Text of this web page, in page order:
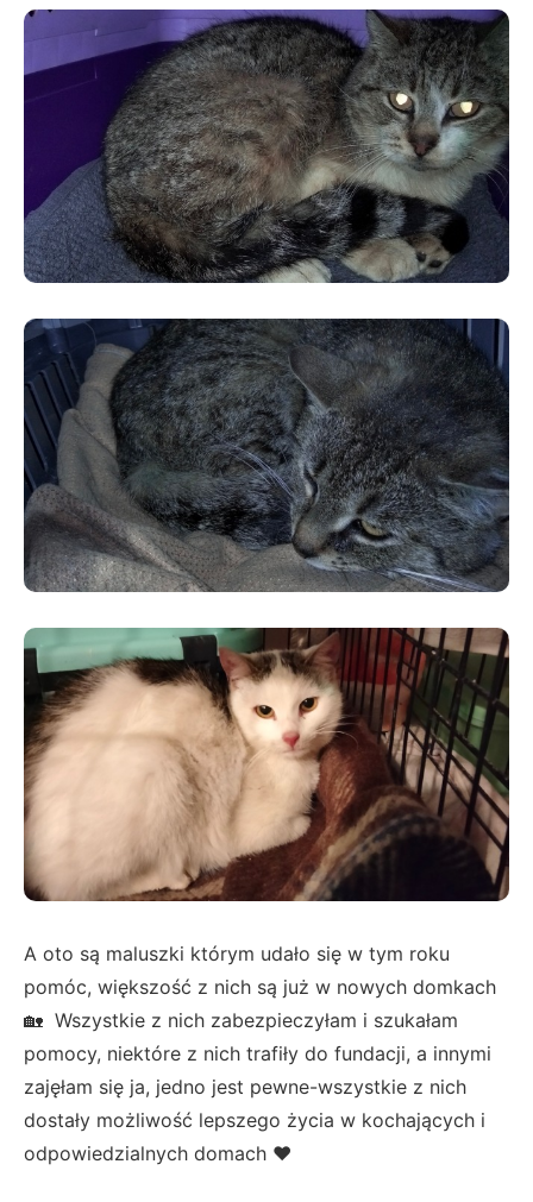
A oto są maluszki którym udało się w tym roku
pomóc, większość z nich są już w nowych domkach
🏡 Wszystkie z nich zabezpieczyłam i szukałam
pomocy, niektóre z nich trafiły do fundacji, a innymi
zajęłam się ja, jedno jest pewne-wszystkie z nich
dostały możliwość lepszego życia w kochających i
odpowiedzialnych domach ❤️